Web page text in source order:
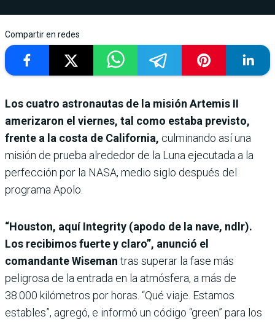
Compartir en redes
Los cuatro astronautas de la misión Artemis II
amerizaron el viernes, tal como estaba previsto,
frente a la costa de California, culminando así una
misión de prueba alrededor de la Luna ejecutada a la
perfección por la NASA, medio siglo después del
programa Apolo.
“Houston, aquí Integrity (apodo de la nave, ndlr).
Los recibimos fuerte y claro”, anunció el
comandante Wiseman tras superar la fase más
peligrosa de la entrada en la atmósfera, a más de
38.000 kilómetros por horas. “Qué viaje. Estamos
estables”, agregó, e informó un código “green” para los